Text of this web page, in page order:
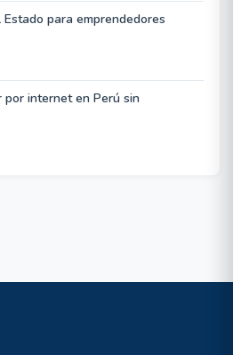
para emprendedores
por internet en Perú sin